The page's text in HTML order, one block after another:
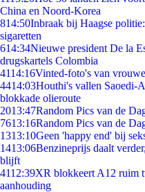
China en Noord-Korea
814:50Inbraak bij Haagse
sigaretten
614:34Nieuwe president De la
drugskartels Colombia
4114:16Vinted-foto's van
4414:03Houthi's vallen Saoedi-
blokkade olieroute
2013:47Random Pics van de
7613:16Random Pics van de
1313:10Geen 'happy end' bij
1413:06Benzineprijs daalt
blijft
4112:39XR blokkeert A12 ruim
aanhouding